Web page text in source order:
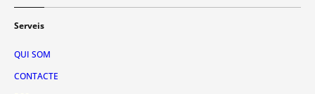
Serveis
QUI SOM
CONTACTE